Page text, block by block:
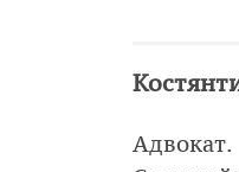
Адвокат.